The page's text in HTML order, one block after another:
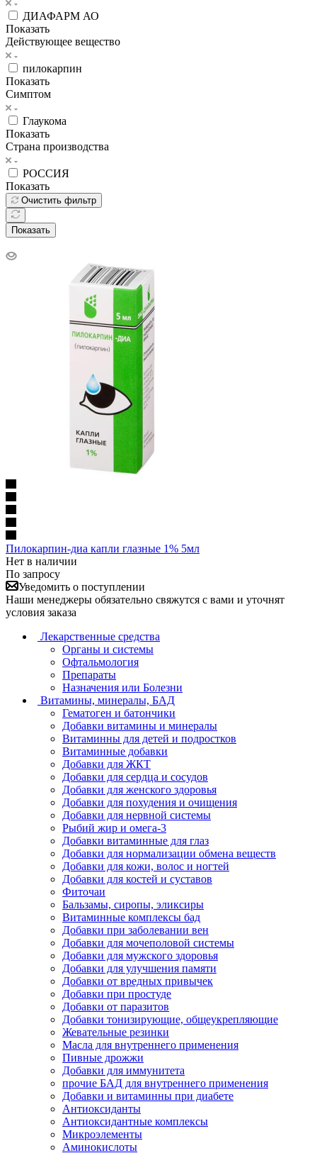
ДИАФАРМ АО
Показать
Действующее вещество
пилокарпин
Показать
Симптом
Глаукома
Показать
Страна производства
РОССИЯ
Показать
Очистить фильтр
Показать
Пилокарпин-диа капли глазные 1% 5мл
Нет в наличии
По запросу
Уведомить о поступлении
Наши менеджеры обязательно свяжутся с вами и уточнят
условия заказа
Лекарственные средства
Органы и системы
Офтальмология
Препараты
Назначения или Болезни
Витамины, минералы, БАД
Гематоген и батончики
Добавки витамины и минералы
Витаминны для детей и подростков
Витаминные добавки
Добавки для ЖКТ
Добавки для сердца и сосудов
Добавки для женского здоровья
Добавки для похудения и очищения
Добавки для нервной системы
Рыбий жир и омега-3
Добавки витаминные для глаз
Добавки для нормализации обмена веществ
Добавки для кожи, волос и ногтей
Добавки для костей и суставов
Фиточаи
Бальзамы, сиропы, эликсиры
Витаминные комплексы бад
Добавки при заболевании вен
Добавки для мочеполовой системы
Добавки для мужского здоровья
Добавки для улучшения памяти
Добавки от вредных привычек
Добавки при простуде
Добавки от паразитов
Добавки тонизирующие, общеукрепляющие
Жевательные резинки
Масла для внутреннего применения
Пивные дрожжи
Добавки для иммунитета
прочие БАД для внутреннего применения
Добавки и витаминны при диабете
Антиоксиданты
Антиоксидантные комплексы
Микроэлементы
Аминокислоты